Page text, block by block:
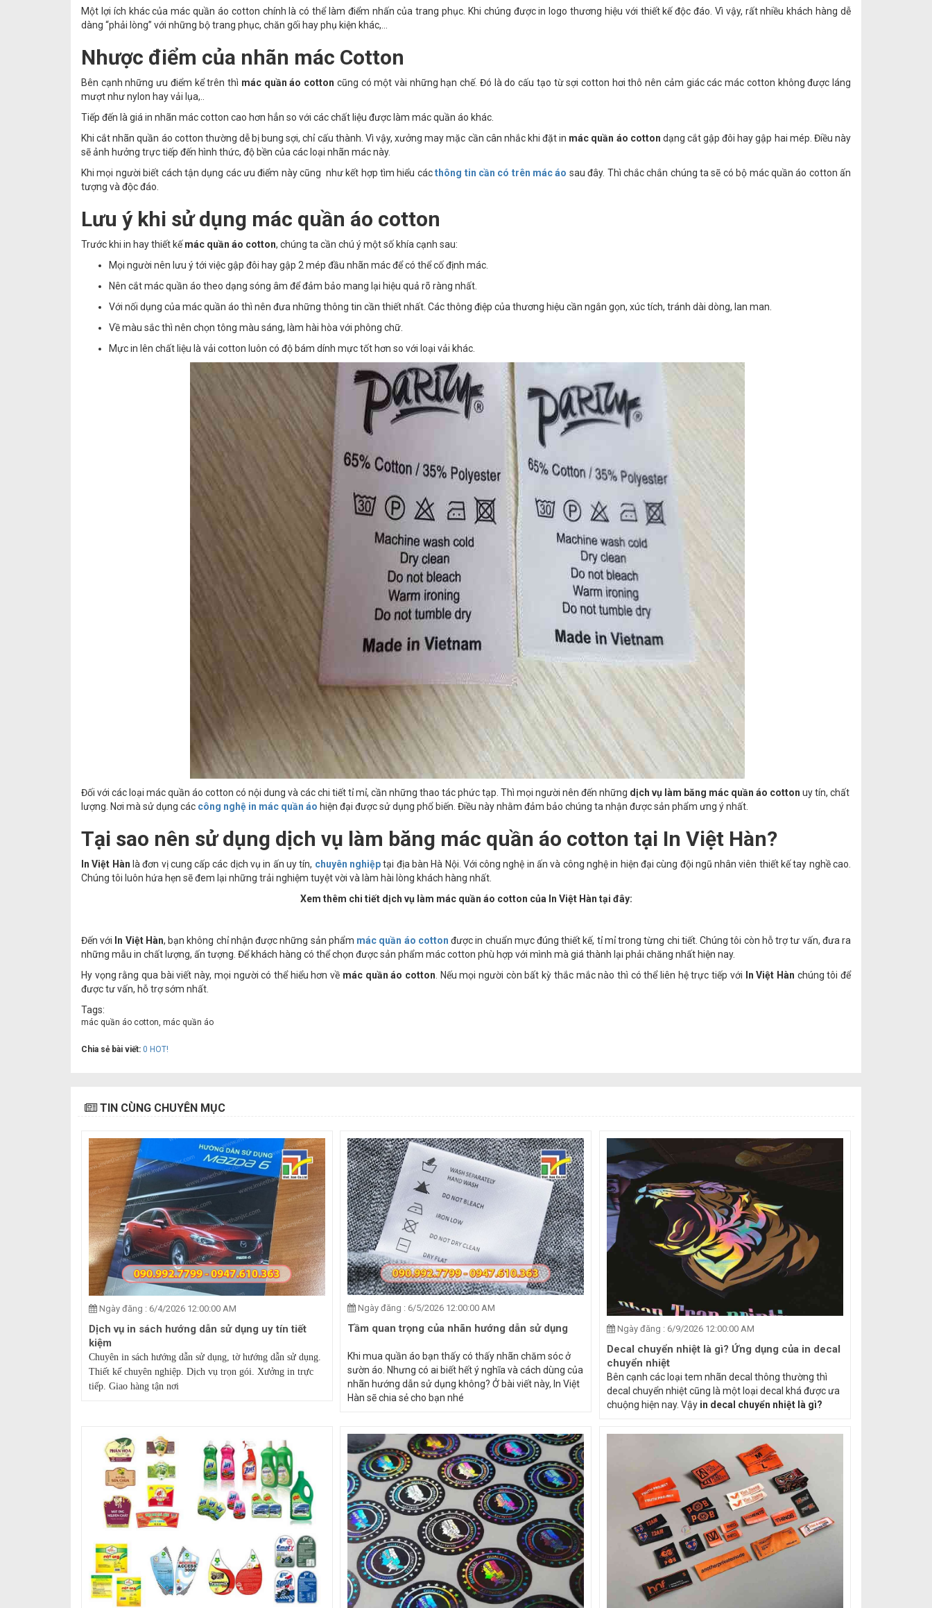
Một lợi ích khác của mác quần áo cotton chính là có thể làm điểm nhấn của trang phục. Khi chúng được in logo thương hiệu với thiết kế độc đáo. Vì vậy, rất nhiều khách hàng dễ
dàng “phải lòng” với những bộ trang phục, chăn gối hay phụ kiện khác,...
Nhược điểm của nhãn mác Cotton
Bên cạnh những ưu điểm kể trên thì mác quần áo cotton cũng có một vài những hạn chế. Đó là do cấu tạo từ sợi cotton hơi thô nên cảm giác các mác cotton không được láng
mượt như nylon hay vải lụa,..
Tiếp đến là giá in nhãn mác cotton cao hơn hẳn so với các chất liệu được làm mác quần áo khác.
Khi cắt nhãn quần áo cotton thường dễ bị bung sợi, chỉ cấu thành. Vì vậy, xưởng may mặc cần cân nhắc khi đặt in mác quần áo cotton dạng cắt gập đôi hay gập hai mép. Điều này
sẽ ảnh hưởng trực tiếp đến hình thức, độ bền của các loại nhãn mác này.
Khi mọi người biết cách tận dụng các ưu điểm này cũng như kết hợp tìm hiểu cácthông tin cần có trên mác áo sau đây. Thì chắc chắn chúng ta sẽ có bộ mác quần áo cotton ấn
tượng và độc đáo.
Lưu ý khi sử dụng mác quần áo cotton
Trước khi in hay thiết kếmác quần áo cotton, chúng ta cần chú ý một số khía cạnh sau:
Mọi người nên lưu ý tới việc gập đôi hay gập 2 mép đầu nhãn mác để có thể cố định mác.
Nên cắt mác quần áo theo dạng sóng âm để đảm bảo mang lại hiệu quả rõ ràng nhất.
Với nối dụng của mác quần áo thì nên đưa những thông tin cần thiết nhất. Các thông điệp của thương hiệu cần ngắn gọn, xúc tích, tránh dài dòng, lan man.
Về màu sắc thì nên chọn tông màu sáng, làm hài hòa với phông chữ.
Mực in lên chất liệu là vải cotton luôn có độ bám dính mực tốt hơn so với loại vải khác.
Đối với các loại mác quần áo cotton có nội dung và các chi tiết tỉ mỉ, cần những thao tác phức tạp. Thì mọi người nên đến những dịch vụ làm băng mác quần áo cotton uy tín, chất
lượng. Nơi mà sử dụng các công nghệ in mác quần áo hiện đại được sử dụng phổ biến. Điều này nhằm đảm bảo chúng ta nhận được sản phẩm ưng ý nhất.
Tại sao nên sử dụng dịch vụ làm băng mác quần áo cotton tại In Việt Hàn?
In Việt Hàn là đơn vị cung cấp các dịch vụ in ấn uy tín, chuyên nghiệptại địa bàn Hà Nội. Với công nghệ in ấn và công nghệ in hiện đại cùng đội ngũ nhân viên thiết kế tay nghề cao.
Chúng tôi luôn hứa hẹn sẽ đem lại những trải nghiệm tuyệt vời và làm hài lòng khách hàng nhất.
Xem thêm chi tiết dịch vụ làm mác quần áo cotton của In Việt Hàn tại đây:
Đến với In Việt Hàn, bạn không chỉ nhận được những sản phẩm mác quần áo cotton được in chuẩn mực đúng thiết kế, tỉ mỉ trong từng chi tiết. Chúng tôi còn hỗ trợ tư vấn, đưa ra
những mẫu in chất lượng, ấn tượng. Để khách hàng có thể chọn được sản phẩm mác cotton phù hợp với mình mà giá thành lại phải chăng nhất hiện nay.
Hy vọng rằng qua bài viết này, mọi người có thể hiểu hơn về mác quần áo cotton . Nếu mọi người còn bất kỳ thắc mắc nào thì có thể liên hệ trực tiếp với In Việt Hàn chúng tôi để
được tư vấn, hỗ trợ sớm nhất.
Tags:
mác quần áo cotton, mác quần áo
Chia sẻ bài viết: 0 HOT!
TIN CÙNG CHUYÊN MỤC
Ngày đăng : 6/4/2026 12:00:00 AM
Dịch vụ in sách hướng dẫn sử dụng uy tín tiết
kiệm
Chuyên in sách hướng dẫn sử dụng, tờ hướng dẫn sử dụng.
Thiết kế chuyên nghiệp. Dịch vụ trọn gói. Xưởng in trực
tiếp. Giao hàng tận nơi
Ngày đăng : 6/5/2026 12:00:00 AM
Tầm quan trọng của nhãn hướng dẫn sử dụng
Khi mua quần áo bạn thấy có thấy nhãn chăm sóc ở
sườn áo. Nhưng có ai biết hết ý nghĩa và cách dùng của
nhãn hướng dẫn sử dụng không? Ở bài viết này, In Việt
Hàn sẽ chia sẻ cho bạn nhé
Ngày đăng : 6/9/2026 12:00:00 AM
Decal chuyển nhiệt là gì? Ứng dụng của in decal
chuyển nhiệt
Bên cạnh các loại tem nhãn decal thông thường thì
decal chuyển nhiệt cũng là một loại decal khá được ưa
chuộng hiện nay. Vậy in decal chuyển nhiệt là gì?